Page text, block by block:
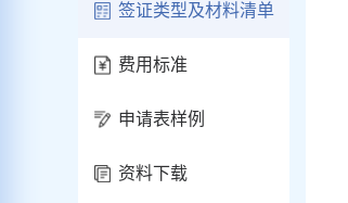
签证类型及材料清单
费用标准
申请表样例
资料下载